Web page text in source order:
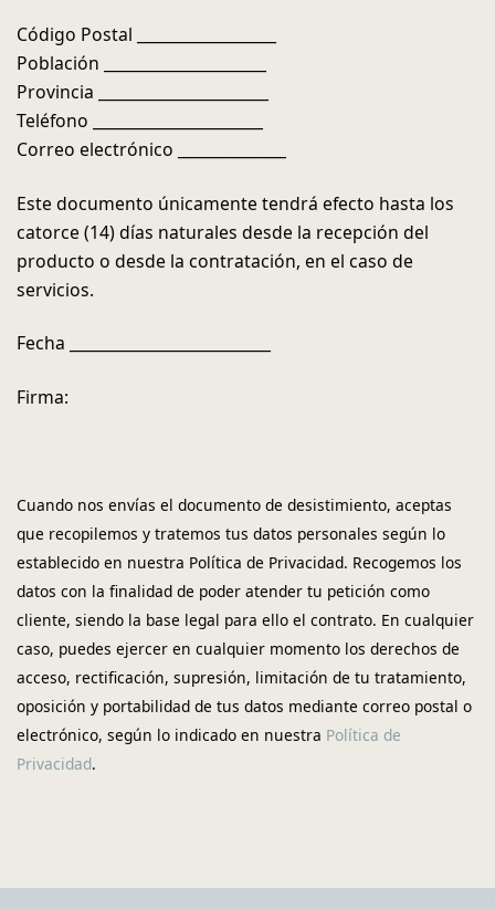
Código Postal __________________
Población _____________________
Provincia ______________________
Teléfono ______________________
Correo electrónico ______________
Este documento únicamente tendrá efecto hasta los
catorce (14) días naturales desde la recepción del
producto o desde la contratación, en el caso de
servicios.
Fecha __________________________
Firma:
Cuando nos envías el documento de desistimiento, aceptas
que recopilemos y tratemos tus datos personales según lo
establecido en nuestra Política de Privacidad. Recogemos los
datos con la finalidad de poder atender tu petición como
cliente, siendo la base legal para ello el contrato. En cualquier
caso, puedes ejercer en cualquier momento los derechos de
acceso, rectificación, supresión, limitación de tu tratamiento,
oposición y portabilidad de tus datos mediante correo postal o
electrónico, según lo indicado en nuestra Política de
Privacidad.